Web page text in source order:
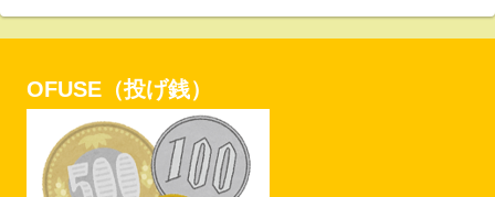
OFUSE（投げ銭）